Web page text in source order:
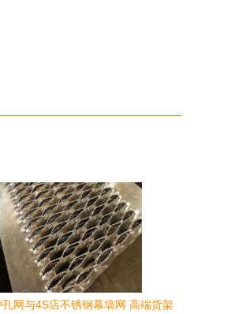
网与4S店不锈钢幕墙网 高端货架